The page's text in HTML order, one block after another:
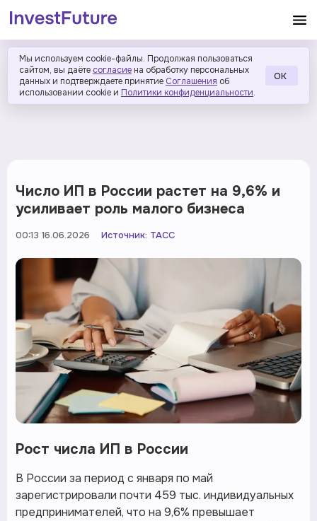
Мы используем cookie-файлы. Продолжая пользоваться
сайтом, вы даёте согласие на обработку персональных
данных и подтверждаете принятие Соглашения об
использовании cookie и Политики конфиденциальности.
ОК
Число ИП в России растет на 9,6% и
усиливает роль малого бизнеса
00:13 16.06.2026 Источник: ТАСС
Рост числа ИП в России
В России за период с января по май
зарегистрировали почти 459 тыс. индивидуальных
предпринимателей, что на 9,6% превышает